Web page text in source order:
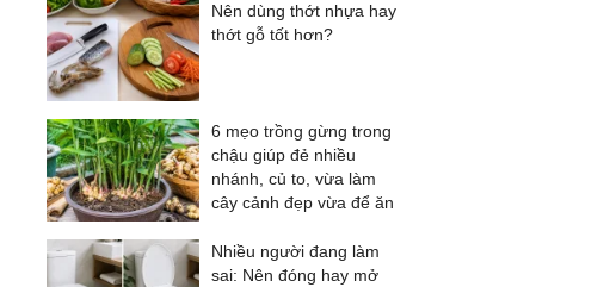
Nên dùng thớt nhựa hay
thớt gỗ tốt hơn?
6 mẹo trồng gừng trong
chậu giúp đẻ nhiều
nhánh, củ to, vừa làm
cây cảnh đẹp vừa để ăn
Nhiều người đang làm
sai: Nên đóng hay mở